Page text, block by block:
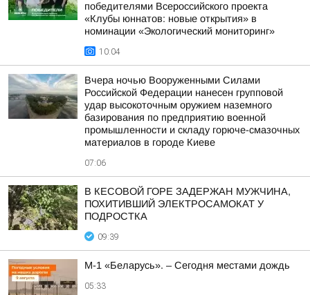
победителями Всероссийского проекта
«Клубы юннатов: новые открытия» в
номинации «Экологический мониторинг»
10:04
Вчера ночью Вооруженными Силами
Российской Федерации нанесен групповой
удар высокоточным оружием наземного
базирования по предприятию военной
промышленности и складу горюче-смазочных
материалов в городе Киеве
07:06
В КЕСОВОЙ ГОРЕ ЗАДЕРЖАН МУЖЧИНА,
ПОХИТИВШИЙ ЭЛЕКТРОСАМОКАТ У
ПОДРОСТКА
09:39
М-1 «Беларусь». – Сегодня местами дождь
05:33